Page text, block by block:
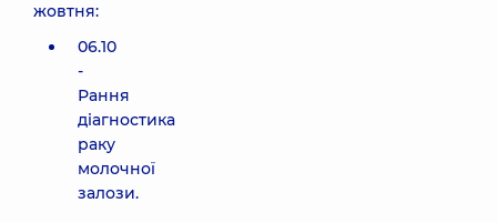
жовтня:
06.10
-
Рання
діагностика
раку
молочної
залози.